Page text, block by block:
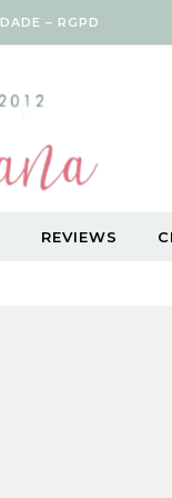
– RGPD
REVIEWS